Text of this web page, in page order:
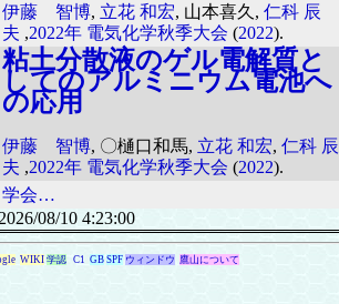
伊藤 智博, 立花 和宏, 山本喜久, 仁科 辰
夫 ,2022年 電気化学秋季大会 (2022).
粘土分散液のゲル電解質と
してのアルミニウム電池へ
の応用
伊藤 智博, 〇樋口和馬, 立花 和宏, 仁科 辰
夫 ,2022年 電気化学秋季大会 (2022).
学会…
08/10 4:23:00
WIKI 学認 C1 GB SPF ウィンドウ 鷹山について